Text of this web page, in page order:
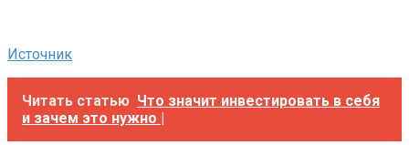
Источник
Читать статью Что значит инвестировать в себя
и зачем это нужно |